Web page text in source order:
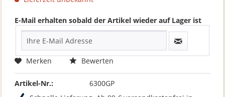
E-Mail erhalten sobald der Artikel wieder auf Lager ist
Merken Bewerten
Artikel-Nr.:
6300GP